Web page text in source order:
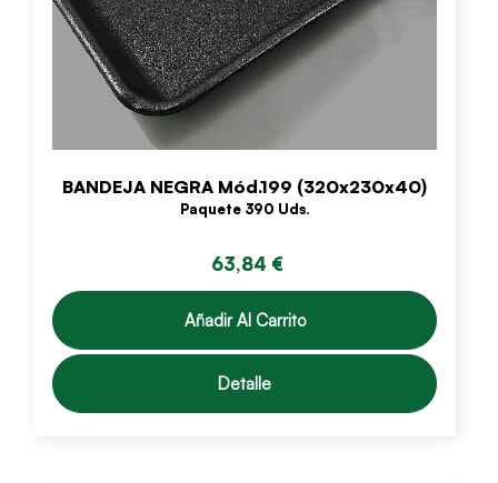
BANDEJA NEGRA Mód.199 (320x230x40)
Paquete 390 Uds.
63,84 €
Añadir Al Carrito
Detalle